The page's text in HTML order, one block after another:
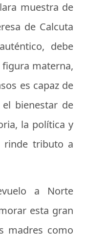
muestra de
de Calcuta
debe
figura materna,
es capaz de
bienestar de
la política y
rinde tributo a
a Norte
esta gran
madres como